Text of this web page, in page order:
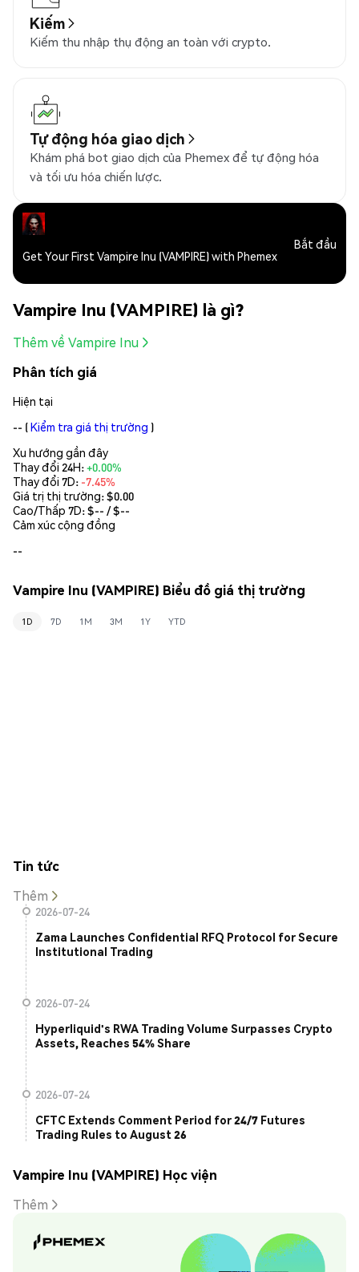
Kiếm
Kiếm thu nhập thụ động an toàn với crypto.
Tự động hóa giao dịch
Khám phá bot giao dịch của Phemex để tự động hóa
và tối ưu hóa chiến lược.
Get Your First Vampire Inu (VAMPIRE) with Phemex
Bắt đầu
Vampire Inu (VAMPIRE) là gì?
Thêm về Vampire Inu
Phân tích giá
Hiện tại
-- (Kiểm tra giá thị trường )
Xu hướng gần đây
Thay đổi 24H:+0.00%
Thay đổi 7D: -7.45%
Giá trị thị trường:$0.00
Cao/Thấp 7D: $-- / $--
Cảm xúc cộng đồng
--
Vampire Inu (VAMPIRE) Biểu đồ giá thị trường
1D 7D 1M 3M 1Y YTD
Tin tức
Thêm
2026-07-24
Zama Launches Confidential RFQ Protocol for Secure
Institutional Trading
2026-07-24
Hyperliquid's RWA Trading Volume Surpasses Crypto
Assets, Reaches 54% Share
2026-07-24
CFTC Extends Comment Period for 24/7 Futures
Trading Rules to August 26
Vampire Inu (VAMPIRE) Học viện
Thêm